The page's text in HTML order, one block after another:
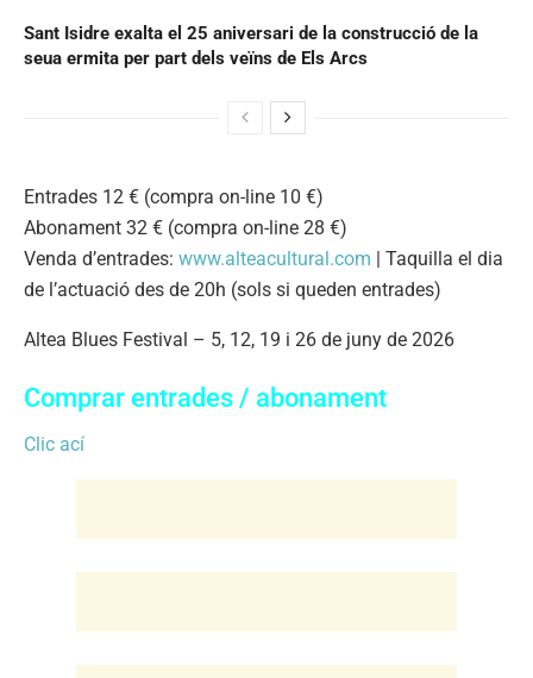
Sant Isidre exalta el 25 aniversari de la construcció de la
seua ermita per part dels veïns de Els Arcs
Entrades 12 € (compra on-line 10 €)
Abonament 32 € (compra on-line 28 €)
Venda d’entrades: www.alteacultural.com | Taquilla el dia
de l’actuació des de 20h (sols si queden entrades)
Altea Blues Festival – 5, 12, 19 i 26 de juny de 2026
Comprar entrades / abonament
Clic ací